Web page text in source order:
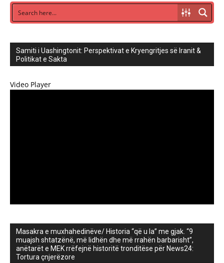
Samiti i Uashingtonit: Perspektivat e Kryengritjes së Iranit &
Politikat e Sakta
Video Player
Masakra e muxhahedinëve/ Historia “që u la” me gjak. “9
muajsh shtatzënë, më lidhën dhe më rrahën barbarisht”,
anëtarët e MEK rrëfejnë historitë tronditëse për News24:
Tortura çnjerëzore